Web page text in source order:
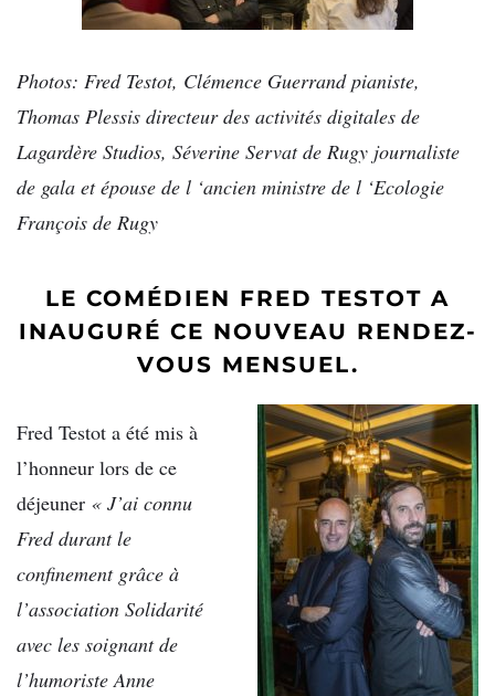
Photos: Fred Testot, Clémence Guerrand pianiste,
Thomas Plessis directeur des activités digitales de
Lagardère Studios, Séverine Servat de Rugy journaliste
de gala et épouse de l ‘ancien ministre de l ‘Ecologie
François de Rugy
LE COMÉDIEN FRED TESTOT A
INAUGURÉ CE NOUVEAU RENDEZ-
VOUS MENSUEL.
Fred Testot a été mis à
l’honneur lors de ce
déjeuner « J’ai connu
Fred durant le
confinement grâce à
l’association Solidarité
avec les soignant de
l’humoriste Anne